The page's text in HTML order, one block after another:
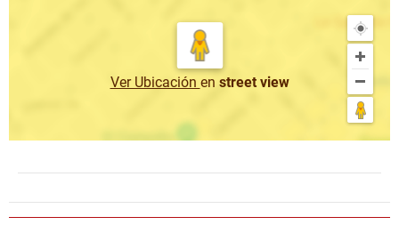
Ver Ubicación en street view